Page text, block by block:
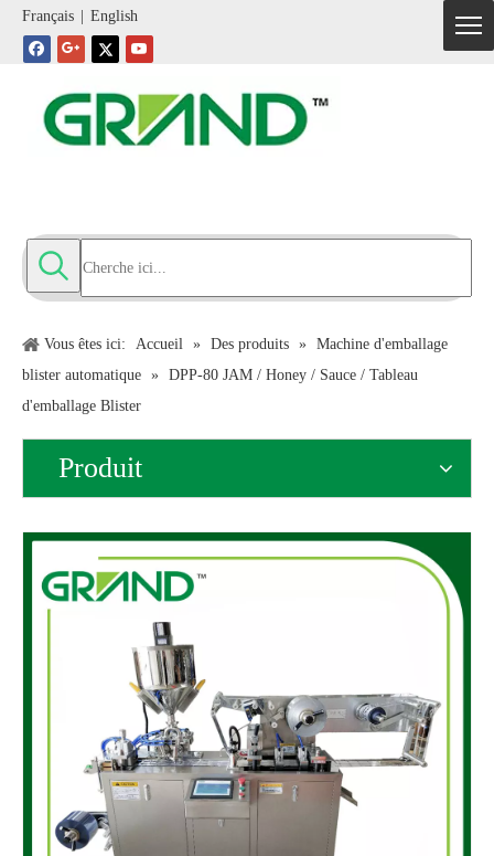
Français English
Vous êtes ici: Accueil » Des produits » Machine d'emballage
blister automatique » DPP-80 JAM / Honey / Sauce / Tableau
d'emballage Blister
Produit